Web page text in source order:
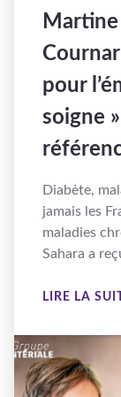
pour
soigne
Diabète,
jamais les
maladies
Sahara a
LIRE LA